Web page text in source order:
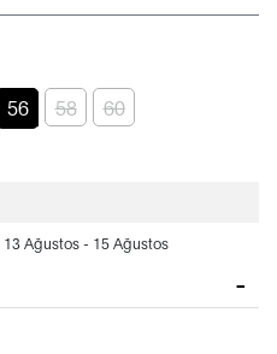
56 58 60
13 Ağustos - 15 Ağustos